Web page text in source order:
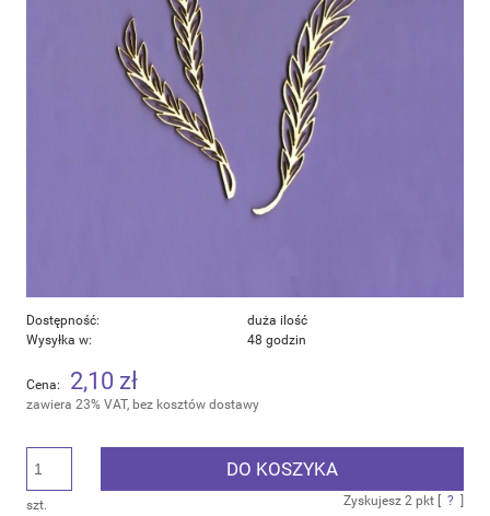
Dostępność:
duża ilość
Wysyłka w:
48 godzin
Cena: 2,10 zł
zawiera 23% VAT, bez kosztów dostawy
szt.
DO KOSZYKA
Zyskujesz 2 pkt [ ?